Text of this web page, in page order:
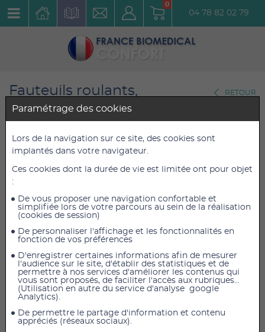
0
04 78 82 02 79
Fauteuils roulants,
Scooters,Tricycles
Fauteuils roulants légers actifs
RETOUR
Fauteuil Actif Pliant Trigo S
Dossier rabattable et réglable
cm
Réf. : FAPTSDIAR34
2 285,13 €TTC
2 166,00 €HT
2 285,13 €TTC
2 166,00 €
AJOUTER AU PANIER
Paramétrage des cookies
Lors de la navigation sur ce site, des cookies sont
implantés dans votre navigateur.
Ces cookies dont la durée de vie est limitée ont pour objet
:
De vous proposer une navigation confortable et
simplifiée lors de votre parcours au sein de la réalisation
(cookies de session)
De personnaliser l'affichage et les fonctionnalités en
fonction de vos préférences
D'enregistrer certaines informations afin de mesurer
l'audience sur le site, d'établir des statistiques et de
permettre à nos services d'améliorer les contenus qui
vous sont proposés, de faciliter l'accès aux rubriques...
(Utilisation en autre du service d'analyse google
Analytics).
De permettre le partage d'information et contenu
appréciés (réseaux sociaux).